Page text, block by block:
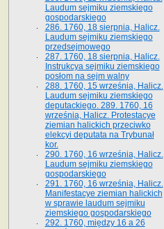
Laudum sejmiku ziemskiego
gospodarskiego
286. 1760, 18 sierpnia, Halicz.
Laudum sejmiku ziemskiego
przedsejmowego
287. 1760, 18 sierpnia, Halicz.
Instrukcya sejmiku ziemskiego
posłom na sejm walny
288. 1760, 15 września, Halicz.
Laudum sejmiku ziemskiego
deputackiego. 289. 1760, 16
września, Halicz. Protestacye
ziemian halickich przeciwko
elekcyi deputata na Trybunał
kor.
290. 1760, 16 września, Halicz.
Laudum sejmiku ziemskiego
gospodarskiego
291. 1760, 16 września, Halicz.
Manifestacye ziemian halickich
w sprawie laudum sejmiku
ziemskiego gospodarskiego
292. 1760, między 16 a 26